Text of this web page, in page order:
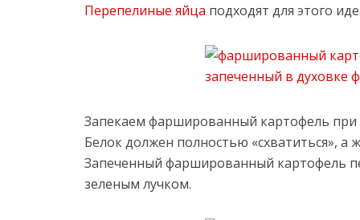
Перепелиные яйца подходят для этого
Запекаем фаршированный картофель при
Белок должен полностью «схватиться», а
Запеченный фаршированный картофель
зеленым лучком.